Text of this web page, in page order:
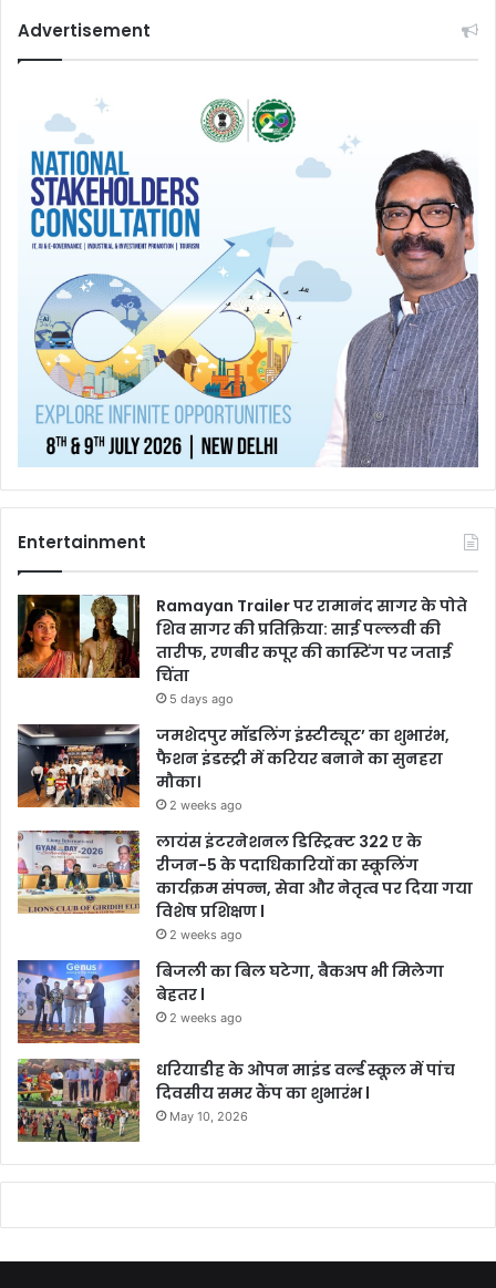
Advertisement
Entertainment
Ramayan Trailer पर रामानंद सागर के पोते
शिव सागर की प्रतिक्रिया: साई पल्लवी की
तारीफ, रणबीर कपूर की कास्टिंग पर जताई
चिंता
5 days ago
जमशेदपुर मॉडलिंग इंस्टीट्यूट’ का शुभारंभ,
फैशन इंडस्ट्री में करियर बनाने का सुनहरा
मौका।
2 weeks ago
लायंस इंटरनेशनल डिस्ट्रिक्ट 322 ए के
रीजन-5 के पदाधिकारियों का स्कूलिंग
कार्यक्रम संपन्न, सेवा और नेतृत्व पर दिया गया
विशेष प्रशिक्षण l
2 weeks ago
बिजली का बिल घटेगा, बैकअप भी मिलेगा
बेहतर l
2 weeks ago
धरियाडीह के ओपन माइंड वर्ल्ड स्कूल में पांच
दिवसीय समर कैंप का शुभारंभ l
May 10, 2026